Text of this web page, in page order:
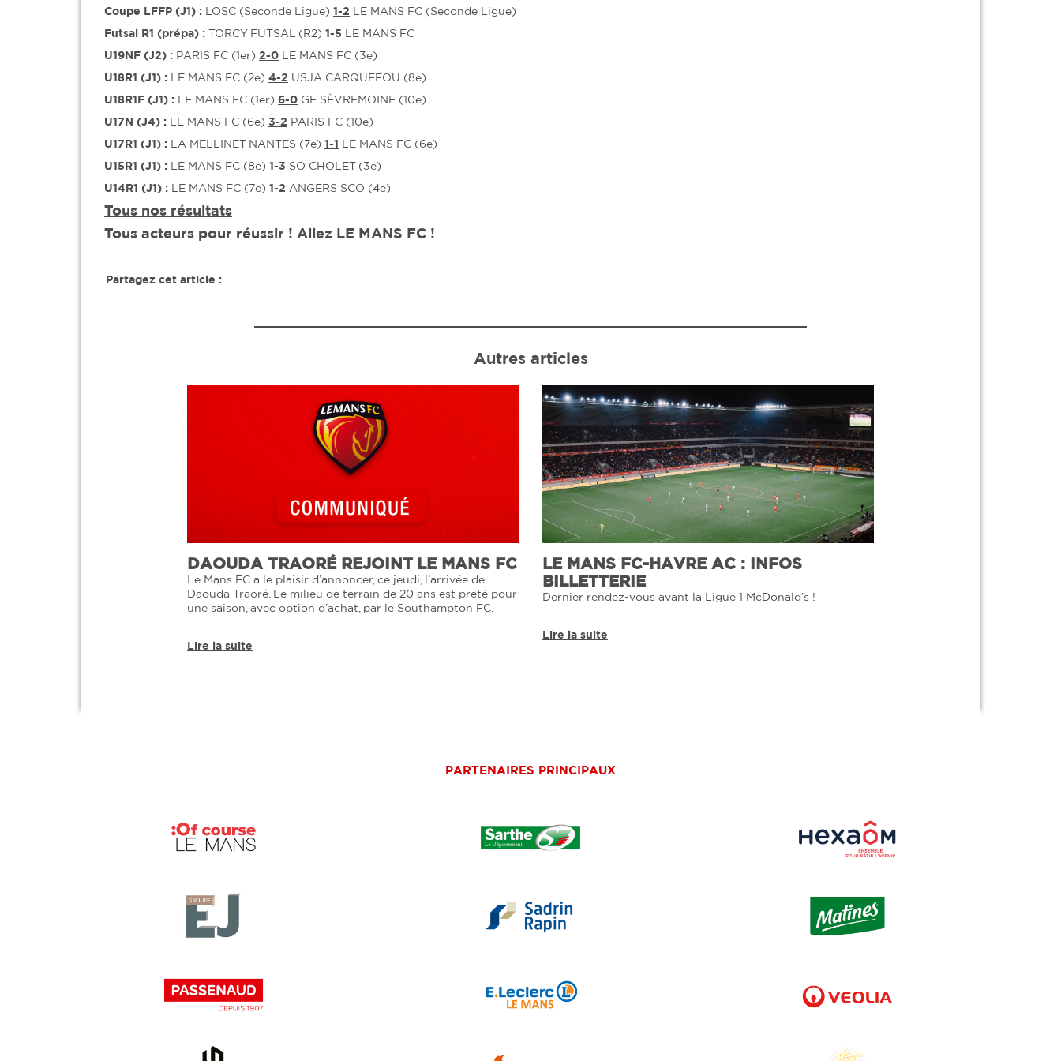
Coupe LFFP (J1) : LOSC (Seconde Ligue) 1-2 LE MANS FC (Seconde Ligue)
Futsal R1 (prépa) : TORCY FUTSAL (R2) 1-5 LE MANS FC
U19NF (J2) : PARIS FC (1er) 2-0 LE MANS FC (3e)
U18R1 (J1) : LE MANS FC (2e) 4-2 USJA CARQUEFOU (8e)
U18R1F (J1) : LE MANS FC (1er) 6-0 GF SÈVREMOINE (10e)
U17N (J4) : LE MANS FC (6e) 3-2 PARIS FC (10e)
U17R1 (J1) : LA MELLINET NANTES (7e) 1-1 LE MANS FC (6e)
U15R1 (J1) : LE MANS FC (8e) 1-3 SO CHOLET (3e)
U14R1 (J1) : LE MANS FC (7e) 1-2 ANGERS SCO (4e)
Tous nos résultats
Tous acteurs pour réussir ! Allez LE MANS FC !
Partagez cet article :
Autres articles
DAOUDA TRAORÉ REJOINT LE MANS FC
Le Mans FC a le plaisir d’annoncer, ce jeudi, l’arrivée de
Daouda Traoré. Le milieu de terrain de 20 ans est prêté pour
une saison, avec option d’achat, par le Southampton FC.
Lire la suite
LE MANS FC-HAVRE AC : INFOS
BILLETTERIE
Dernier rendez-vous avant la Ligue 1 McDonald’s !
Lire la suite
PARTENAIRES PRINCIPAUX